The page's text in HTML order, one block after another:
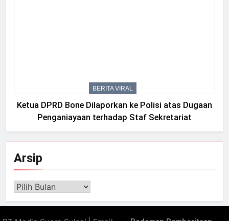
BERITA VIRAL
Ketua DPRD Bone Dilaporkan ke Polisi atas Dugaan
Penganiayaan terhadap Staf Sekretariat
Arsip
Arsip